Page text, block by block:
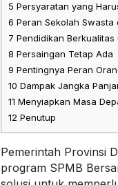
5 Persyaratan yang
6 Peran Sekolah Swasta
7 Pendidikan Berkualitas
8 Persaingan Tetap Ada
9 Pentingnya Peran
10 Dampak Jangka
11 Menyiapkan Masa
12 Penutup
Pemerintah Provinsi
program SPMB